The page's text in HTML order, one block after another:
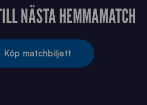
NÄSTA HEMMAMATCH
Köp matchbiljett